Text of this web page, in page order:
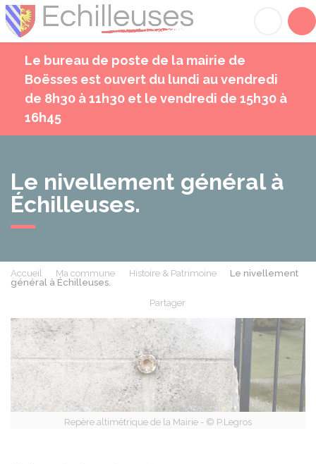
Le bureau de poste de la mairie de
Boësses est ouvert du lundi au vendredi
de 8h30 à 11h30 et le vendredi de 15h30 à
16h45
Le nivellement général à
Échilleuses.
Accueil Ma commune Histoire & Patrimoine
Le nivellement
général à Échilleuses.
Partager
Repère altimétrique de la Mairie - © P.Legros